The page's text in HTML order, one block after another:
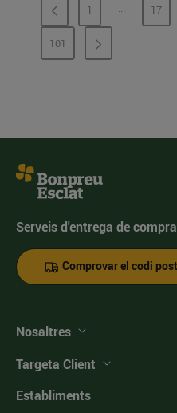
PÀGINA
1 ...PÀGINES
17
PÀGINA
101
Serveis d'entrega de
Comprovar el codi
Nosaltres
Targeta Client
Establiments